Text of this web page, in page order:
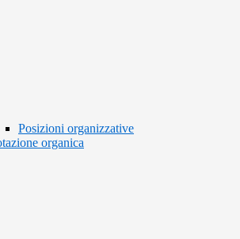
Posizioni organizzative
organica